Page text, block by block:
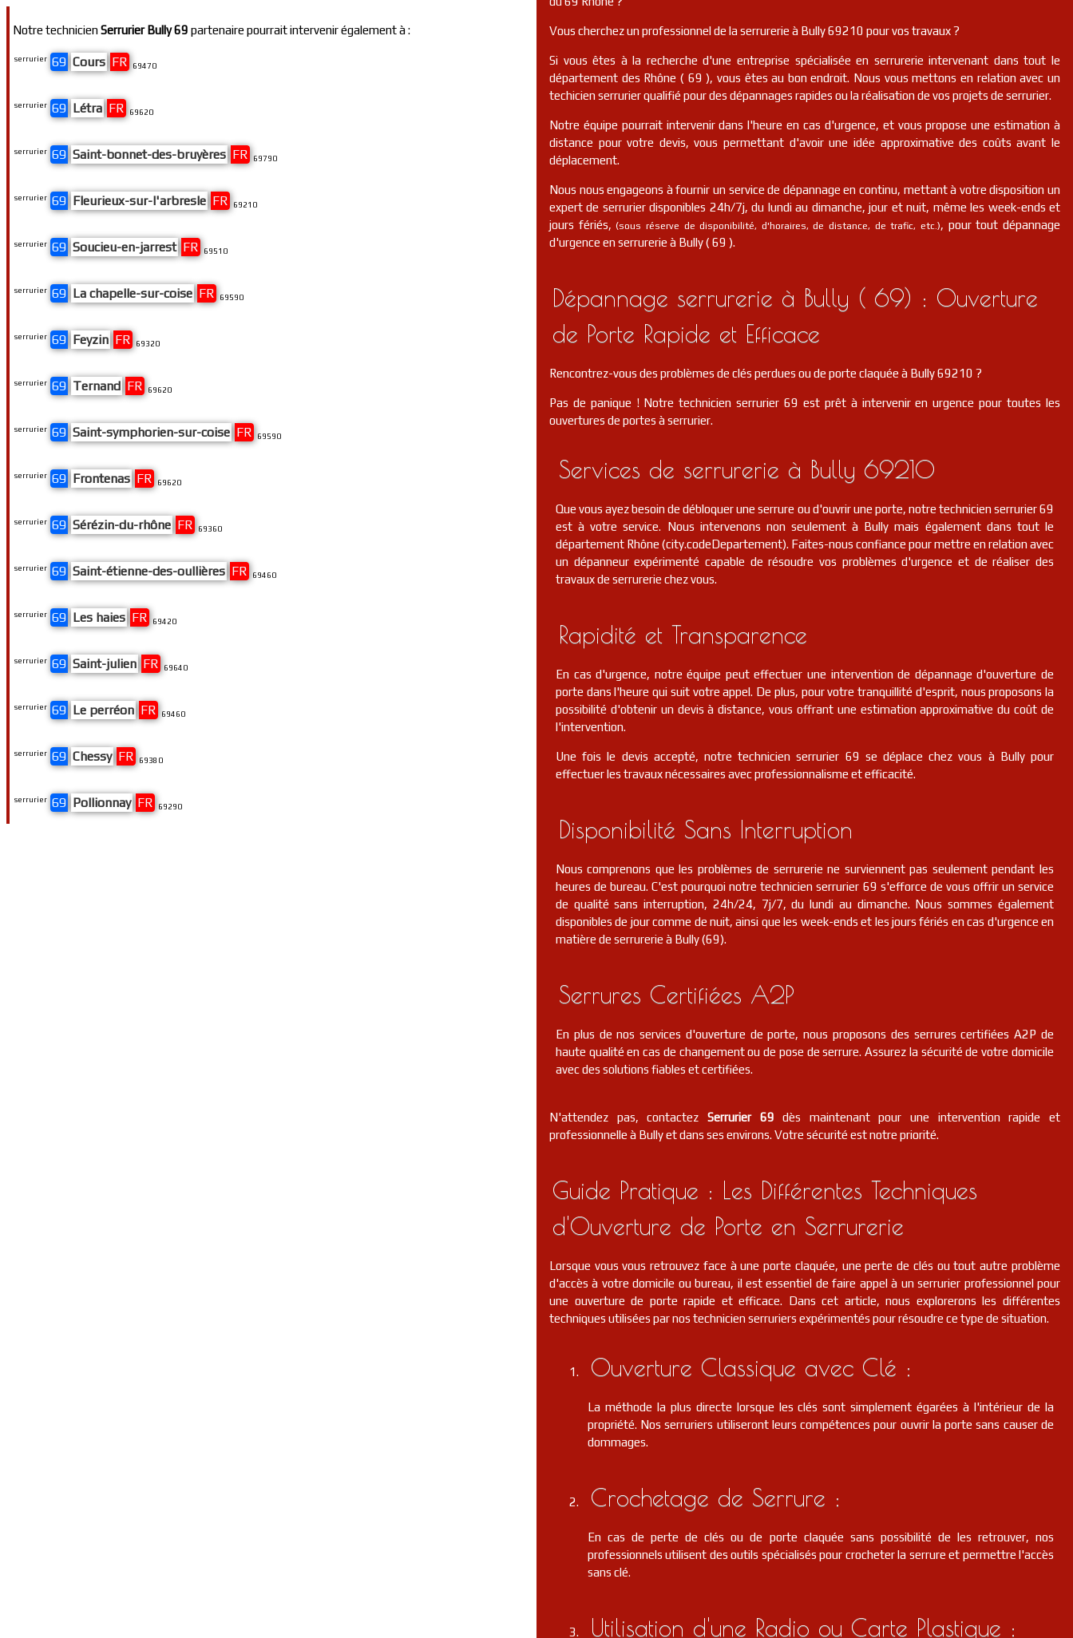
Notre technicienSerrurier Bully 69 partenaire pourrait intervenir également à :
serrurier 69 Pollionnay FR 69290
serrurier 69 Chessy FR 69380
serrurier 69 Le perréon FR 69460
serrurier 69 Saint-julien FR 69640
serrurier 69 Les haies FR 69420
serrurier 69 Saint-étienne-des-oullières FR 69460
serrurier 69 Sérézin-du-rhône FR 69360
serrurier 69 Frontenas FR 69620
serrurier 69 Saint-symphorien-sur-coise FR 69590
serrurier 69 Ternand FR 69620
serrurier 69 Feyzin FR 69320
serrurier 69 La chapelle-sur-coise FR 69590
serrurier 69 Soucieu-en-jarrest FR 69510
serrurier 69 Fleurieux-sur-l'arbresle FR 69210
serrurier 69 Saint-bonnet-des-bruyères FR 69790
serrurier 69 Létra FR 69620
serrurier 69 Cours FR 69470
Vous cherchez un professionnel de la serrurerie à Bully 69210 pour vos travaux ?
Si vous êtes à la recherche d'une entreprise spécialisée en serrurerie intervenant dans tout le
département des Rhône ( 69 ), vous êtes au bon endroit. Nous vous mettons en relation avec un
techicien serrurier qualifié pour des dépannages rapides ou la réalisation de vos projets de serrurier.
Notre équipe pourrait intervenir dans l'heure en cas d'urgence, et vous propose une estimation à
distance pour votre devis, vous permettant d'avoir une idée approximative des coûts avant le
déplacement.
Nous nous engageons à fournir un service de dépannage en continu, mettant à votre disposition un
expert de serrurier disponibles 24h/7j, du lundi au dimanche, jour et nuit, même les week-ends et
jours fériés,(sous réserve de disponibilité, d'horaires, de distance, de trafic, etc.), pour tout dépannage
d'urgence en serrurerie à Bully ( 69 ).
Dépannage serrurerie à Bully ( 69) : Ouverture
de Porte Rapide et Efficace
Rencontrez-vous des problèmes de clés perdues ou de porte claquée à Bully 69210 ?
Pas de panique ! Notre technicien serrurier 69 est prêt à intervenir en urgence pour toutes les
ouvertures de portes à serrurier.
Services de serrurerie à Bully 69210
Que vous ayez besoin de débloquer une serrure ou d'ouvrir une porte, notre technicien serrurier 69
est à votre service. Nous intervenons non seulement à Bully mais également dans tout le
département Rhône (city.codeDepartement). Faites-nous confiance pour mettre en relation avec
un dépanneur expérimenté capable de résoudre vos problèmes d'urgence et de réaliser des
travaux de serrurerie chez vous.
Rapidité et Transparence
En cas d'urgence, notre équipe peut effectuer une intervention de dépannage d'ouverture de
porte dans l'heure qui suit votre appel. De plus, pour votre tranquillité d'esprit, nous proposons la
possibilité d'obtenir un devis à distance, vous offrant une estimation approximative du coût de
l'intervention.
Une fois le devis accepté, notre technicien serrurier 69 se déplace chez vous à Bully pour
effectuer les travaux nécessaires avec professionnalisme et efficacité.
Disponibilité Sans Interruption
Nous comprenons que les problèmes de serrurerie ne surviennent pas seulement pendant les
heures de bureau. C'est pourquoi notre technicien serrurier 69 s'efforce de vous offrir un service
de qualité sans interruption, 24h/24, 7j/7, du lundi au dimanche. Nous sommes également
disponibles de jour comme de nuit, ainsi que les week-ends et les jours fériés en cas d'urgence en
matière de serrurerie à Bully (69).
Serrures Certifiées A2P
En plus de nos services d'ouverture de porte, nous proposons des serrures certifiées A2P de
haute qualité en cas de changement ou de pose de serrure. Assurez la sécurité de votre domicile
avec des solutions fiables et certifiées.
N'attendez pas, contactez Serrurier 69 dès maintenant pour une intervention rapide et
professionnelle à Bully et dans ses environs. Votre sécurité est notre priorité.
Guide Pratique : Les Différentes Techniques
d'Ouverture de Porte en Serrurerie
Lorsque vous vous retrouvez face à une porte claquée, une perte de clés ou tout autre problème
d'accès à votre domicile ou bureau, il est essentiel de faire appel à un serrurier professionnel pour
une ouverture de porte rapide et efficace. Dans cet article, nous explorerons les différentes
techniques utilisées par nos technicien serruriers expérimentés pour résoudre ce type de situation.
Ouverture Classique avec Clé :
La méthode la plus directe lorsque les clés sont simplement égarées à l'intérieur de la
propriété. Nos serruriers utiliseront leurs compétences pour ouvrir la porte sans causer de
dommages.
Crochetage de Serrure :
En cas de perte de clés ou de porte claquée sans possibilité de les retrouver, nos
professionnels utilisent des outils spécialisés pour crocheter la serrure et permettre l'accès
sans clé.
Utilisation d'une Radio ou Carte Plastique :